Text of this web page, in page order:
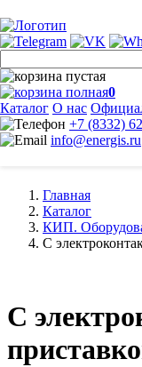
0
Каталог О нас
+7 (8332)
info@energis.ru
Главная
Каталог
КИП.
С
С